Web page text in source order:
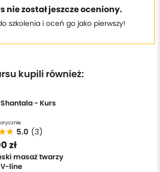
nie został jeszcze oceniony.
szkolenia i oceń go jako pierwszy!
kupili również:
- Kurs
5.0 (3)
zł
masaż twarzy
line